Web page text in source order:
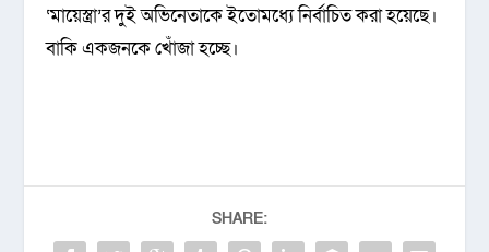
‘মায়েস্ত্রা’র দুই অভিনেতাকে ইতোমধ্যে নির্বাচিত করা হয়েছে।
বাকি একজনকে খোঁজা হচ্ছে।
SHARE: